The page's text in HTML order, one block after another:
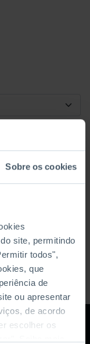
Sobre os cookies
site, permitindo
todos",
que
de
ou apresentar
de acordo
escolher os